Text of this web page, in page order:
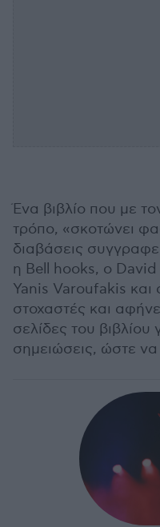
Ένα βιβλίο που με
τρόπο, «σκοτώνει
διαβάσεις
η Bell hooks, ο
Yanis Varoufakis και
στοχαστές και
σελίδες του βιβλίου
σημειώσεις, ώστε